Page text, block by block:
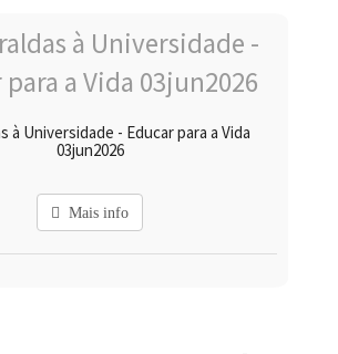
à Universidade - Educar para a Vida
03jun2026
Mais info